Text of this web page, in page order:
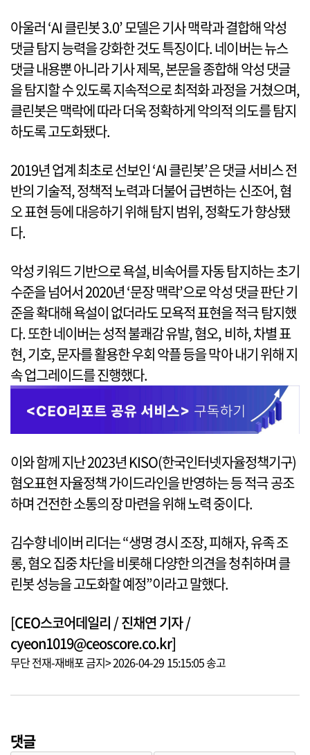
아울러 ‘AI 클린봇 3.0’ 모델은 기사 맥락과 결합해 악성
댓글 탐지 능력을 강화한 것도 특징이다. 네이버는 뉴스
댓글 내용뿐 아니라 기사 제목, 본문을 종합해 악성 댓글
을 탐지할 수 있도록 지속적으로 최적화 과정을 거쳤으며,
클린봇은 맥락에 따라 더욱 정확하게 악의적 의도를 탐지
하도록 고도화됐다.
2019년 업계 최초로 선보인 ‘AI 클린봇’은 댓글 서비스 전
반의 기술적, 정책적 노력과 더불어 급변하는 신조어, 혐
오 표현 등에 대응하기 위해 탐지 범위, 정확도가 향상됐
다.
악성 키워드 기반으로 욕설, 비속어를 자동 탐지하는 초기
수준을 넘어서 2020년 ‘문장 맥락’으로 악성 댓글 판단 기
준을 확대해 욕설이 없더라도 모욕적 표현을 적극 탐지했
다. 또한 네이버는 성적 불쾌감 유발, 혐오, 비하, 차별 표
현, 기호, 문자를 활용한 우회 악플 등을 막아 내기 위해 지
속 업그레이드를 진행했다.
이와 함께 지난 2023년 KISO(한국인터넷자율정책기구)
혐오표현 자율정책 가이드라인을 반영하는 등 적극 공조
하며 건전한 소통의 장 마련을 위해 노력 중이다.
김수향 네이버 리더는 “생명 경시 조장, 피해자, 유족 조
롱, 혐오 집중 차단을 비롯해 다양한 의견을 청취하며 클
린봇 성능을 고도화할 예정”이라고 말했다.
[CEO스코어데일리 / 진채연 기자 /
cyeon1019@ceoscore.co.kr]
무단 전재-재배포 금지> 2026-04-29 15:15:05 송고
댓글